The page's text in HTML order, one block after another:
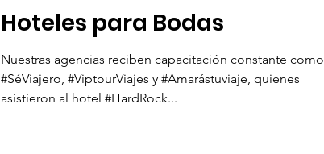
Hoteles para Bodas
Nuestras agencias reciben capacitación constante como
#SéViajero, #ViptourViajes y #Amarástuviaje, quienes
asistieron al hotel #HardRock...